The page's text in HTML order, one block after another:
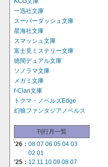
一迅社文庫
スーパーダッシュ文庫
星海社文庫
スマッシュ文庫
富士見ミステリー文庫
徳間デュアル文庫
ソノラマ文庫
メガミ文庫
f-Clan文庫
トクマ・ノベルズEdge
幻狼ファンタジアノベルス
刊行月一覧
'26： 08 07 06 05 04 03
02 01
'25： 12 11 10 09 08 07